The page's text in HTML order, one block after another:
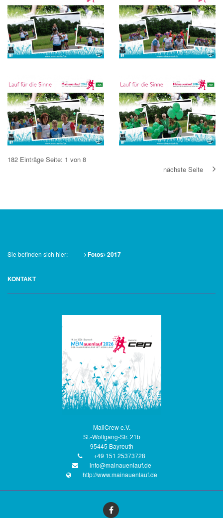
182 Einträge Seite: 1 von 8
nächste Seite
Sie befinden sich hier: Fotos 2017
KONTAKT
MaliCrew e.V.
St.-Wolfgang-Str. 21b
95445 Bayreuth
+49 151 25373728
info@mainauenlauf.de
http://www.mainauenlauf.de